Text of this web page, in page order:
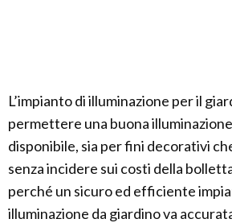
L’impianto di illuminazione per il
permettere una buona
disponibile, sia per fini decorativi
senza incidere sui costi della
perché un sicuro ed efficiente
illuminazione da giardino va